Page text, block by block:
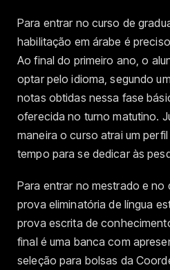
Para entrar no curso de
habilitação em árabe é
Ao final do primeiro ano, o
optar pelo idioma, segundo
notas obtidas nessa fase
oferecida no turno matutino.
maneira o curso atrai um
tempo para se dedicar às
Para entrar no mestrado e no
prova eliminatória de língua
prova escrita de
final é uma banca com
seleção para bolsas da